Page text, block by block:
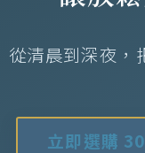
從清晨到深夜，
立即選購